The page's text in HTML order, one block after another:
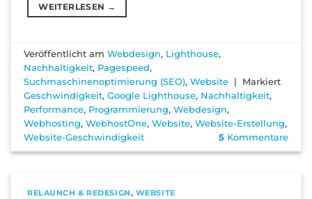
WEITERLESEN →
Veröffentlicht amWebdesign, Lighthouse,
Nachhaltigkeit, Pagespeed,
Suchmaschinenoptimierung (SEO),Website |
Markiert
Geschwindigkeit,Google Lighthouse, Nachhaltigkeit,
Performance, Programmierung,Webdesign,
Webhosting,WebhostOne,Website,Website-Erstellung,
Website-Geschwindigkeit
5Kommentare
RELAUNCH & REDESIGN, WEBSITE